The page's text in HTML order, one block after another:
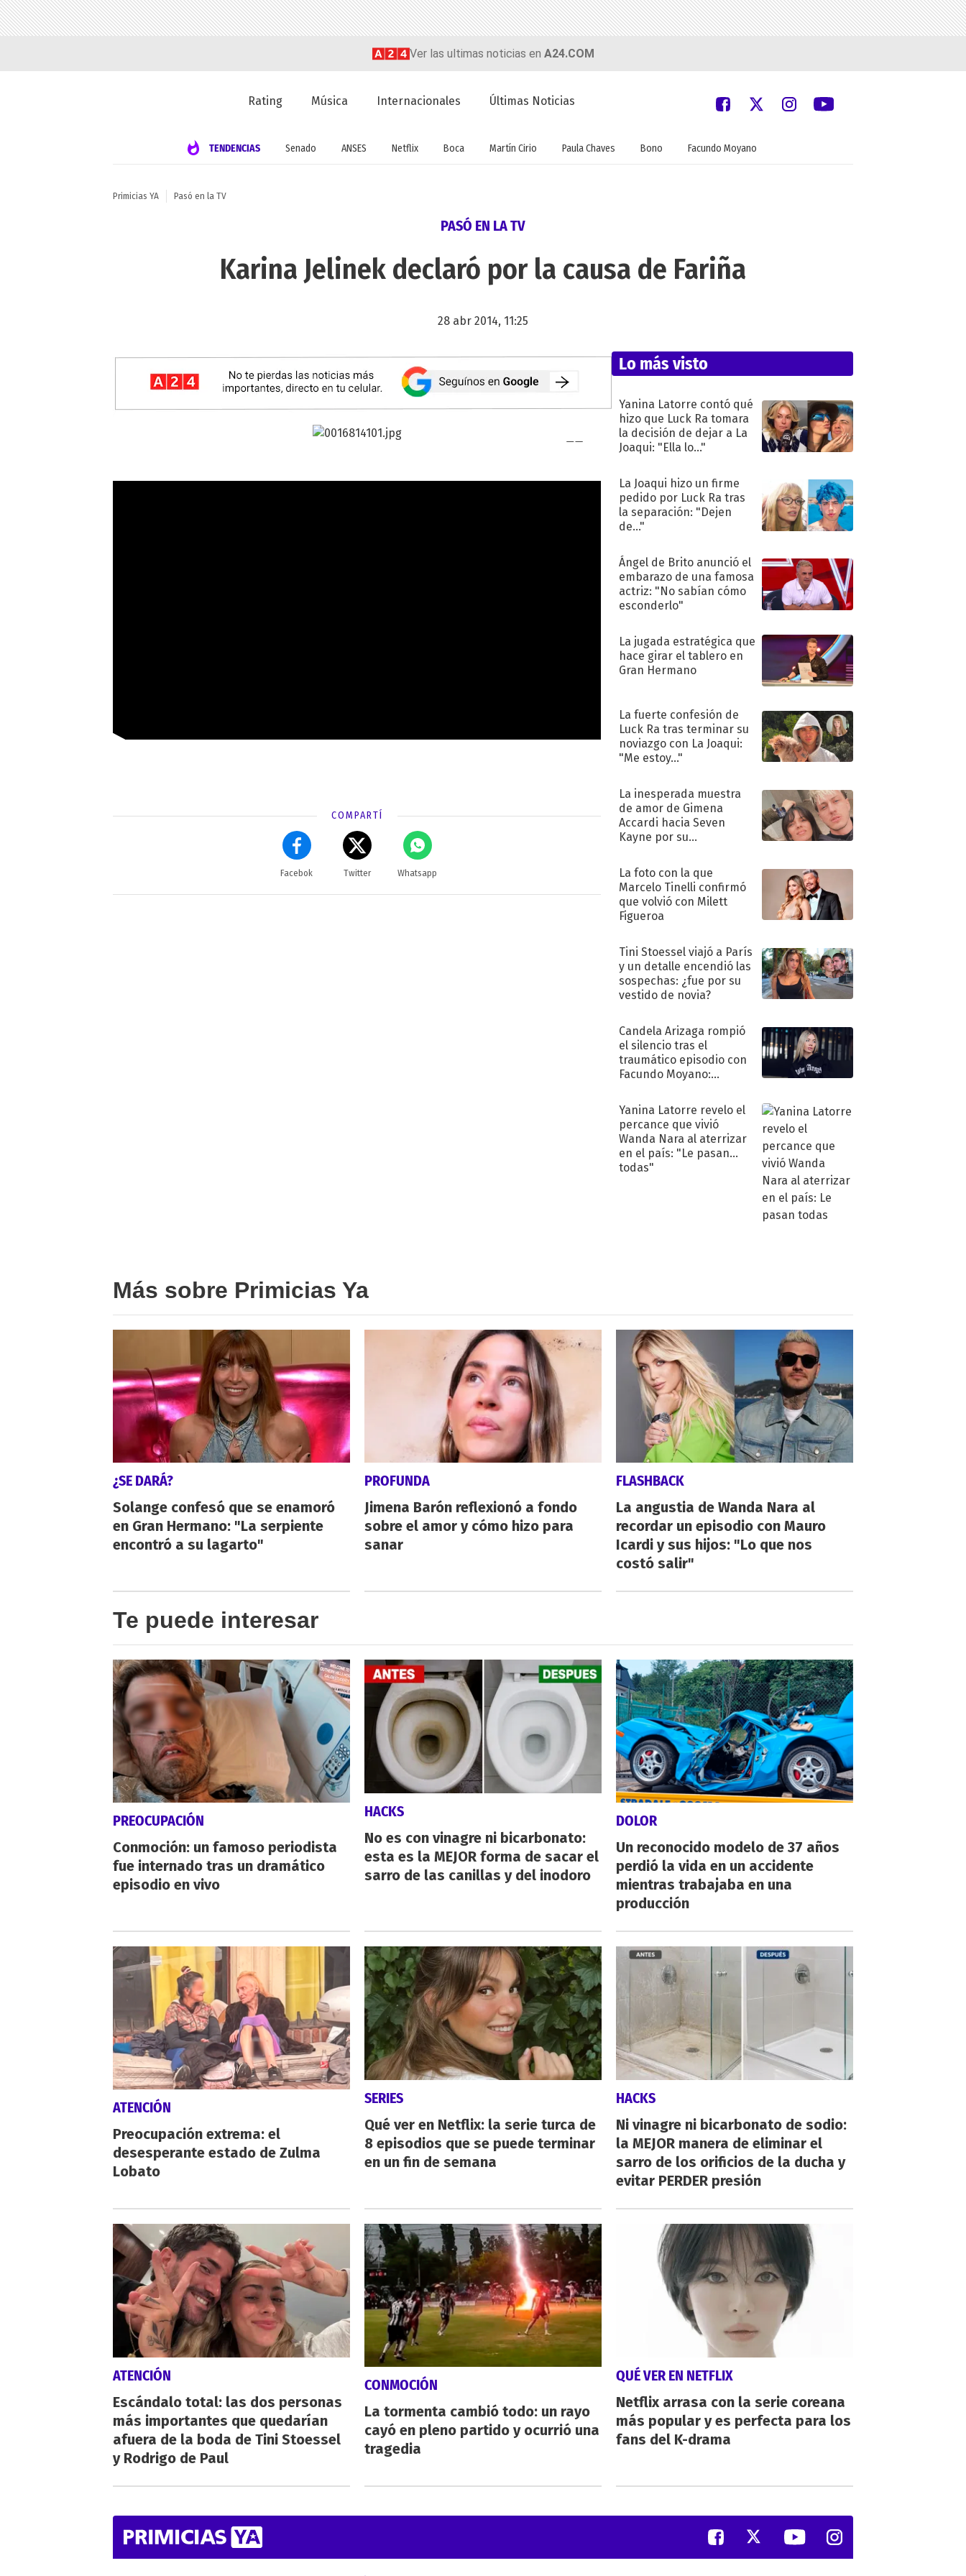
Ver las ultimas noticias en A24.COM
Rating Música Internacionales Últimas Noticias
TENDENCIAS Senado ANSES Netflix Boca Martín Cirio Paula Chaves Bono Facundo Moyano
Primicias YA Pasó en la TV
PASÓ EN LA TV
Karina Jelinek declaró por la causa de Fariña
28 abr 2014, 11:25
COMPARTÍ
Facebok Twitter Whatsapp
Lo más visto
Yanina Latorre contó qué
hizo que Luck Ra tomara
la decisión de dejar a La
Joaqui: "Ella lo..."
La Joaqui hizo un firme
pedido por Luck Ra tras
la separación: "Dejen
de..."
Ángel de Brito anunció el
embarazo de una famosa
actriz: "No sabían cómo
esconderlo"
La jugada estratégica que
hace girar el tablero en
Gran Hermano
La fuerte confesión de
Luck Ra tras terminar su
noviazgo con La Joaqui:
"Me estoy..."
La inesperada muestra
de amor de Gimena
Accardi hacia Seven
Kayne por su
La foto con la que
Marcelo Tinelli confirmó
que volvió con Milett
Figueroa
Tini Stoessel viajó a París
y un detalle encendió las
sospechas: ¿fue por su
vestido de novia?
Candela Arizaga rompió
el silencio tras el
traumático episodio con
Facundo Moyano:
Yanina Latorre revelo el
percance que vivió
Wanda Nara al aterrizar
en el país: "Le pasan
todas"
Más sobre Primicias Ya
¿SE DARÁ?
Solange confesó que se enamoró
en Gran Hermano: "La serpiente
encontró a su lagarto"
PROFUNDA
Jimena Barón reflexionó a fondo
sobre el amor y cómo hizo para
sanar
FLASHBACK
La angustia de Wanda Nara al
recordar un episodio con Mauro
Icardi y sus hijos: "Lo que nos
costó salir"
Te puede interesar
PREOCUPACIÓN
Conmoción: un famoso periodista
fue internado tras un dramático
episodio en vivo
HACKS
No es con vinagre ni bicarbonato:
esta es la MEJOR forma de sacar el
sarro de las canillas y del inodoro
DOLOR
Un reconocido modelo de 37 años
perdió la vida en un accidente
mientras trabajaba en una
producción
ATENCIÓN
Preocupación extrema: el
desesperante estado de Zulma
Lobato
SERIES
Qué ver en Netflix: la serie turca de
8 episodios que se puede terminar
en un fin de semana
HACKS
Ni vinagre ni bicarbonato de sodio:
la MEJOR manera de eliminar el
sarro de los orificios de la ducha y
evitar PERDER presión
ATENCIÓN
Escándalo total: las dos personas
más importantes que quedarían
afuera de la boda de Tini Stoessel
y Rodrigo de Paul
CONMOCIÓN
La tormenta cambió todo: un rayo
cayó en pleno partido y ocurrió una
tragedia
QUÉ VER EN NETFLIX
Netflix arrasa con la serie coreana
más popular y es perfecta para los
fans del K-drama